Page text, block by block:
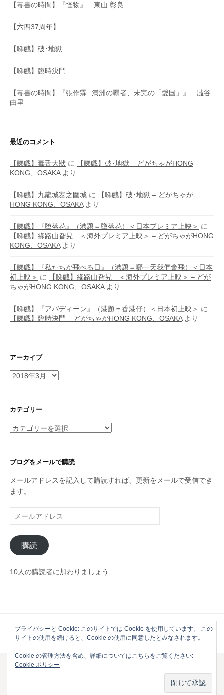
【毒書の時間】『怪物』 東山 彰良
【六四37周年】
【睇戲】破･地獄
【睇戲】臨時決鬥
【毒書の時間】『張作霖─満洲の覇者、未完の「愛国」』 澁谷
由里
最近のコメント
【睇戲】毒舌大狀 に
【睇戲】破･地獄 – どがちゃがHONG
KONG、OSAKAより
【睇戲】九龍城寨之圍城 に
【睇戲】破･地獄 – どがちゃが
HONG KONG、OSAKAより
【睇戲】『堕落花』（港題＝墮落花）＜日本プレミア上映＞ に
【睇戲】緣路山旮旯 ＜海外プレミア上映＞ – どがちゃがHONG
KONG、OSAKAより
【睇戲】『私たちが飛べる日』（港題＝哪一天我們會飛）＜日本
初上映＞ に
【睇戲】緣路山旮旯 ＜海外プレミア上映＞ – どが
ちゃがHONG KONG、OSAKAより
【睇戲】『アバディーン』（港題＝香港仔）＜日本初上映＞ に
【睇戲】臨時決鬥 – どがちゃがHONG KONG、OSAKAより
アーカイブ
ア
イ
カテゴリー
カ
リ
ブログをメールで購読
メールアドレスを記入して購読すれば、更新をメールで受信でき
ます。
ー
ル
ア
ド
レ
購読
10人の購読者に加わりましょう
Powered byWordPress | Theme byThemehaus
プライバシーと Cookie: このサイトでは Cookie を使用しています。 この
サイトの使用を続けると、Cookie の使用に同意したとみなされます。
Cookie の管理方法を含め、詳細についてはこちらをご覧ください:
Cookie ポリシー